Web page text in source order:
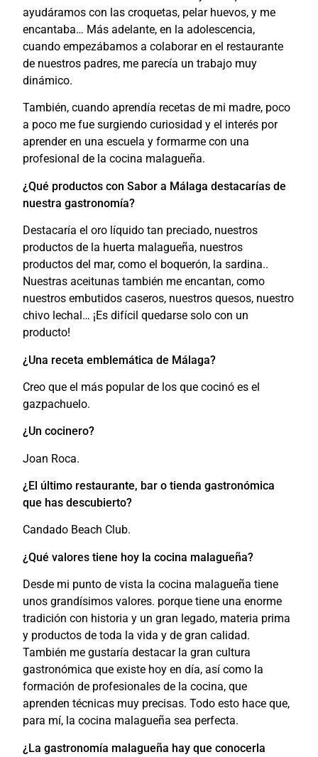
ayudáramos con las croquetas, pelar huevos, y me
encantaba… Más adelante, en la adolescencia,
cuando empezábamos a colaborar en el restaurante
de nuestros padres, me parecía un trabajo muy
dinámico.
También, cuando aprendía recetas de mi madre, poco
a poco me fue surgiendo curiosidad y el interés por
aprender en una escuela y formarme con una
profesional de la cocina malagueña.
¿Qué productos con Sabor a Málaga destacarías de
nuestra gastronomía?
Destacaría el oro líquido tan preciado, nuestros
productos de la huerta malagueña, nuestros
productos del mar, como el boquerón, la sardina..
Nuestras aceitunas también me encantan, como
nuestros embutidos caseros, nuestros quesos, nuestro
chivo lechal… ¡Es difícil quedarse solo con un
producto!
¿Una receta emblemática de Málaga?
Creo que el más popular de los que cocinó es el
gazpachuelo.
¿Un cocinero?
Joan Roca.
¿El último restaurante, bar o tienda gastronómica
que has descubierto?
Candado Beach Club.
¿Qué valores tiene hoy la cocina malagueña?
Desde mi punto de vista la cocina malagueña tiene
unos grandísimos valores. porque tiene una enorme
tradición con historia y un gran legado, materia prima
y productos de toda la vida y de gran calidad.
También me gustaría destacar la gran cultura
gastronómica que existe hoy en día, así como la
formación de profesionales de la cocina, que
aprenden técnicas muy precisas. Todo esto hace que,
para mí, la cocina malagueña sea perfecta.
¿La gastronomía malagueña hay que conocerla